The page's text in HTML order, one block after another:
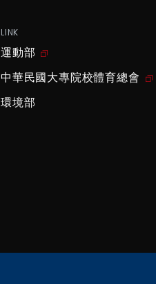
LINK
運動部
中華民國大專院校體育總會
環境部